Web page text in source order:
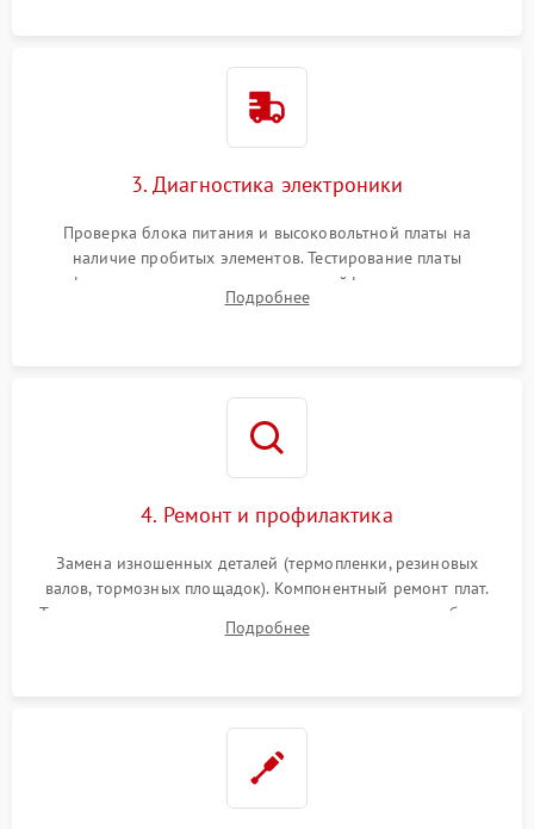
3. Диагностика электроники
Проверка блока питания и высоковольтной платы на
наличие пробитых элементов. Тестирование платы
форматирования, целостности шлейфов, контактов
картриджа и оптопар (датчиков прохождения и наличия
Подробнее
4. Ремонт и профилактика
Замена изношенных деталей (термопленки, резиновых
валов, тормозных площадок). Компонентный ремонт плат.
Тщательная очистка тракта печати, контактов и линз блока
лазера (LSU) от просыпанного тонера и пыли.
Подробнее